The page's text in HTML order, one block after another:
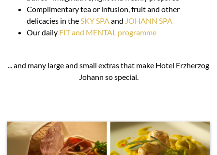
Complimentary tea or infusion, fruit and other
delicacies in the SKY SPA and JOHANN SPA
Our daily FIT and MENTAL programme
... and many large and small extras that make Hotel Erzherzog
Johann so special.